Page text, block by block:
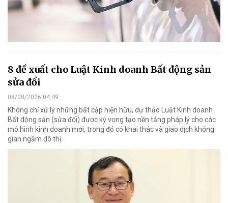
8 đề xuất cho Luật Kinh doanh Bất động sản
sửa đổi
08/08/2026 04:49
Không chỉ xử lý những bất cập hiện hữu, dự thảo Luật Kinh doanh
Bất động sản (sửa đổi) được kỳ vọng tạo nền tảng pháp lý cho các
mô hình kinh doanh mới, trong đó có khai thác và giao dịch không
gian ngầm đô thị.